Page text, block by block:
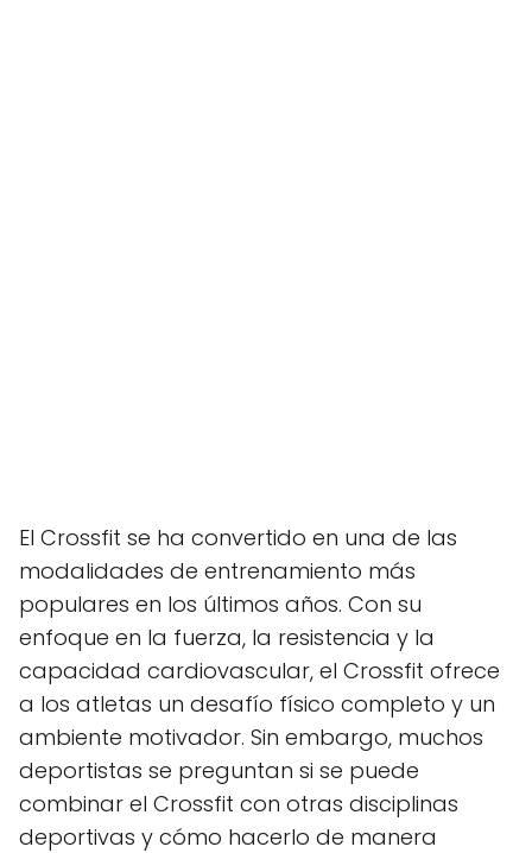
El Crossfit se ha convertido en una de las
modalidades de entrenamiento más
populares en los últimos años. Con su
enfoque en la fuerza, la resistencia y la
capacidad cardiovascular, el Crossfit ofrece
a los atletas un desafío físico completo y un
ambiente motivador. Sin embargo, muchos
deportistas se preguntan si se puede
combinar el Crossfit con otras disciplinas
deportivas y cómo hacerlo de manera